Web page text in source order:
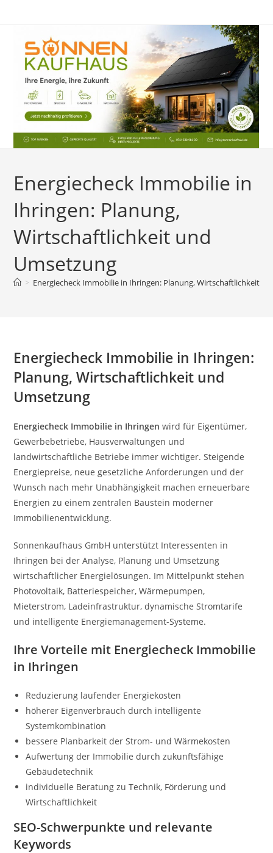
Energiecheck Immobilie in
Ihringen: Planung,
Wirtschaftlichkeit und
Umsetzung
> Energiecheck Immobilie in Ihringen: Planung, Wirtschaftlichkeit
Energiecheck Immobilie in Ihringen:
Planung, Wirtschaftlichkeit und
Umsetzung
Energiecheck Immobilie in Ihringen wird für Eigentümer,
Gewerbebetriebe, Hausverwaltungen und
landwirtschaftliche Betriebe immer wichtiger. Steigende
Energiepreise, neue gesetzliche Anforderungen und der
Wunsch nach mehr Unabhängigkeit machen erneuerbare
Energien zu einem zentralen Baustein moderner
Immobilienentwicklung.
Sonnenkaufhaus GmbH unterstützt Interessenten in
Ihringen bei der Analyse, Planung und Umsetzung
wirtschaftlicher Energielösungen. Im Mittelpunkt stehen
Photovoltaik, Batteriespeicher, Wärmepumpen,
Mieterstrom, Ladeinfrastruktur, dynamische Stromtarife
und intelligente Energiemanagement-Systeme.
Ihre Vorteile mit Energiecheck Immobilie
in Ihringen
Reduzierung laufender Energiekosten
höherer Eigenverbrauch durch intelligente
Systemkombination
bessere Planbarkeit der Strom- und Wärmekosten
Aufwertung der Immobilie durch zukunftsfähige
Gebäudetechnik
individuelle Beratung zu Technik, Förderung und
Wirtschaftlichkeit
SEO-Schwerpunkte und relevante
Keywords